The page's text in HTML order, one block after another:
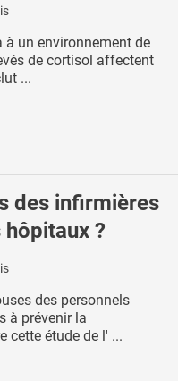
un environnement de
de cortisol affectent
...
des infirmières
?
des personnels
à prévenir la
cette étude de l' ...